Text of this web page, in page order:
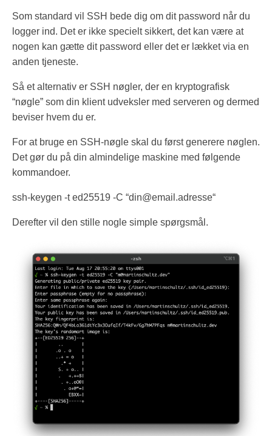
Som standard vil SSH bede dig om dit password når du
logger ind. Det er ikke specielt sikkert, det kan være at
nogen kan gætte dit password eller det er lækket via en
anden tjeneste.
Så et alternativ er SSH nøgler, der en kryptografisk
“nøgle” som din klient udveksler med serveren og dermed
beviser hvem du er.
For at bruge en SSH-nøgle skal du først generere nøglen.
Det gør du på din almindelige maskine med følgende
kommandoer.
ssh-keygen -t ed25519 -C “din@email.adresse“
Derefter vil den stille nogle simple spørgsmål.